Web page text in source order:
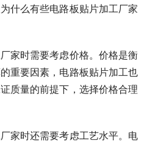
什么有些电路板贴片加工厂家
家时需要考虑价格。价格是衡
重要因素，电路板贴片加工也
质量的前提下，选择价格合理
家时还需要考虑工艺水平。电